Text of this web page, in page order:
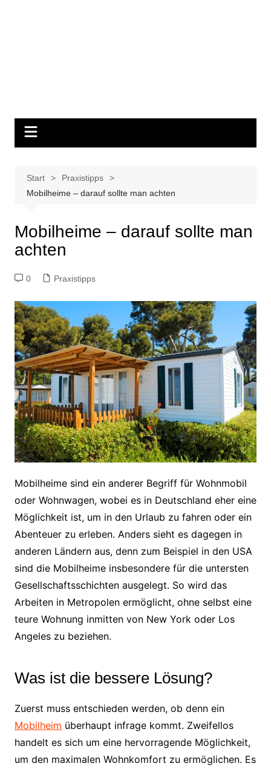
Start
Praxistipps
Mobilheime – darauf sollte man achten
Mobilheime – darauf sollte man
achten
0 Praxistipps
Mobilheime sind ein anderer Begriff für Wohnmobil
oder Wohnwagen, wobei es in Deutschland eher eine
Möglichkeit ist, um in den Urlaub zu fahren oder ein
Abenteuer zu erleben. Anders sieht es dagegen in
anderen Ländern aus, denn zum Beispiel in den USA
sind die Mobilheime insbesondere für die untersten
Gesellschaftsschichten ausgelegt. So wird das
Arbeiten in Metropolen ermöglicht, ohne selbst eine
teure Wohnung inmitten von New York oder Los
Angeles zu beziehen.
Was ist die bessere Lösung?
Zuerst muss entschieden werden, ob denn ein
Mobilheim überhaupt infrage kommt. Zweifellos
handelt es sich um eine hervorragende Möglichkeit,
um den maximalen Wohnkomfort zu ermöglichen. Es